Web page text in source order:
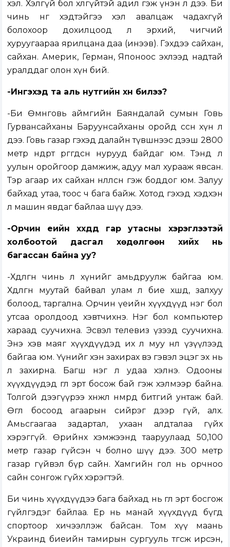
хэл. Хэлгүй бол хөлгүйтэй адил гэж үнэн л дээ. Би
чинь нөгөө хэдтэйгээ хэл авалцаж чадахгүй
болохоор дохилцоод л эрхий, чигчий
хуруугаараа ярилцана даа (инээв). Гэхдээ сайхан,
сайхан. Америк, Герман, Японоос эхлээд надтай
уралддаг олон хүн бий.
-Ингэхэд та аль нутгийн хүн билээ?
-Би Өмнөговь аймгийн Баяндалай сумын Говь
Гурвансайханы Баруунсайханы оройд өссөн хүн л
дээ. Говь газар гэхэд далайн түвшнээс дээш 2800
метр өндөрт өргөгдсөн нурууд байдаг юм. Тэнд л
уулын оройгоор дамжиж, адуу мал хурааж явсан.
Тэр агаар их сайхан нөлөөлсөн гэж боддог юм. Залуу
байхад утаа, тоос ч бага байж. Хотод гэхэд хэдхэн
л машин явдаг байлаа шүү дээ.
-Орчин үеийн хүүхдүүд гар утасны хэрэглээтэй
холбоотой дасгал хөдөлгөөн хийх нь
багассан байна уу?
-Хөдөлгөөн чинь л хүнийг амьдруулж байгаа юм.
Хөдөлгөөн муутай байвал улам л бие хөшөөд, залхуу
болоод, таргална. Орчин үеийн хүүхдүүд нэг бол
утсаа оролдоод хэвтчихнэ. Нэг бол компьютер
хараад суучихна. Эсвэл телевиз үзээд суучихна.
Энэ хэв маяг хүүхдүүдэд их л муу нөлөө үзүүлээд
байгаа юм. Үүнийг хэн захирах вэ гэвэл эцэг эх нь
л захирна. Багш нэг л удаа хэлнэ. Одооны
хүүхдүүдэд өглөө эрт босож бай гэж хэлмээр байна.
Толгой дээгүүрээ хөнжлөө нөмрөөд битгий унтаж бай.
Өглөө босоод агаарын сийрэг дээр гүй, алх.
Амьсгаагаа задартал, ухаан алдталаа гүйх
хэрэггүй. Өөрийнхөө хэмжээнд тааруулаад 50,100
метр газар гүйсэн ч болно шүү дээ. 300 метр
газар гүйвэл бүр сайн. Хамгийн гол нь орчноо
сайн сонгож гүйх хэрэгтэй.
Би чинь хүүхдүүдээ бага байхад нь өглөө эрт босгож
гүйлгэдэг байлаа. Ер нь манай хүүхдүүд бүгд
спортоор хичээллэж байсан. Том хүү маань
Украинд биеийн тамирын сургууль төгсөж ирсэн,